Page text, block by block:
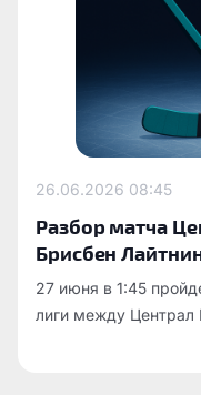
26.06.2026 08:45
Разбор матча
Брисбен
27 июня в 1:45
лиги между Централ